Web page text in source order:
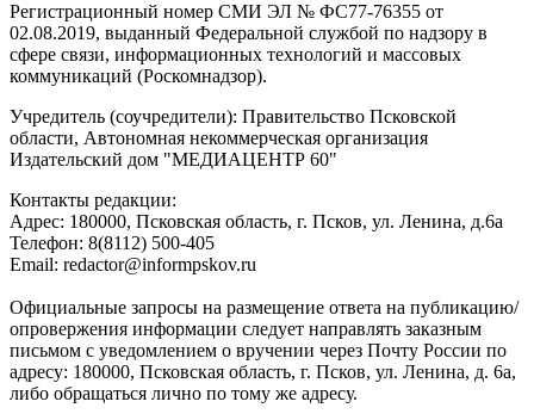
Регистрационный номер СМИ ЭЛ № ФС77-76355 от
02.08.2019, выданный Федеральной службой по надзору в
сфере связи, информационных технологий и массовых
коммуникаций (Роскомнадзор).
Учредитель (соучредители): Правительство Псковской
области, Автономная некоммерческая организация
Издательский дом "МЕДИАЦЕНТР 60"
Контакты редакции:
Адреc: 180000, Псковская область, г. Псков, ул. Ленина, д.6а
Телефон: 8(8112) 500-405
Email: redactor@informpskov.ru
Официальные запросы на размещение ответа на публикацию/
опровержения информации следует направлять заказным
письмом с уведомлением о вручении через Почту России по
адресу: 180000, Псковская область, г. Псков, ул. Ленина, д. 6а,
либо обращаться лично по тому же адресу.